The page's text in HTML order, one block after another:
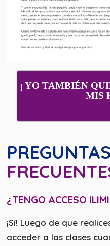
¡ YO TAMBIÉN
MIS
PREGUNTAS
¿TENGO ACCESO
¡Sí! Luego de que
acceder a las clases